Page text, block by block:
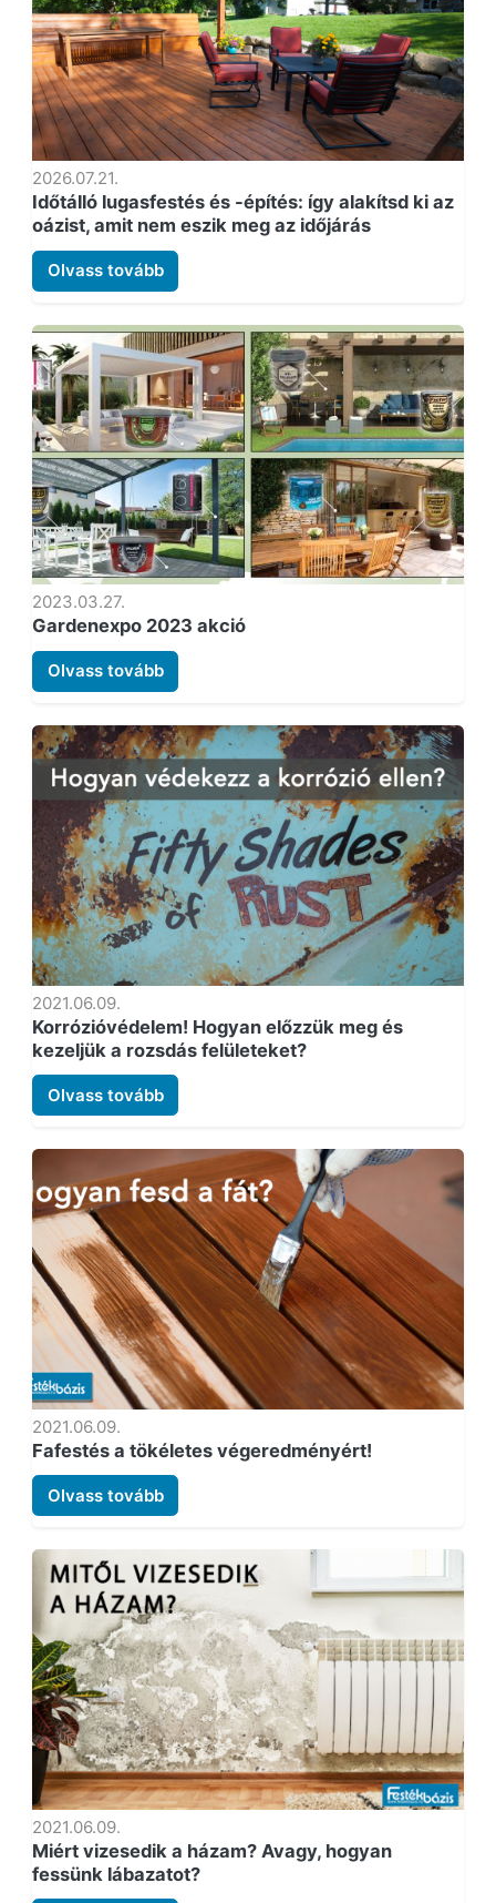
2026.07.21.
Időtálló lugasfestés és -építés: így alakítsd ki az
oázist, amit nem eszik meg az időjárás
Olvass tovább
2023.03.27.
Gardenexpo 2023 akció
Olvass tovább
2021.06.09.
Korrózióvédelem! Hogyan előzzük meg és
kezeljük a rozsdás felületeket?
Olvass tovább
2021.06.09.
Fafestés a tökéletes végeredményért!
Olvass tovább
2021.06.09.
Miért vizesedik a házam? Avagy, hogyan
fessünk lábazatot?